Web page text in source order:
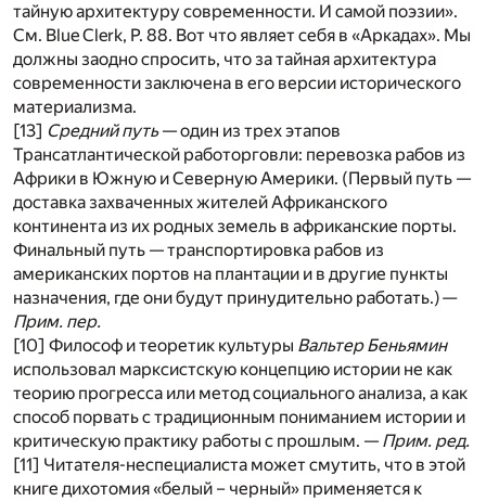
тайную архитектуру современности. И самой поэзии».
См. Blue Clerk, P. 88. Вот что являет себя в «Аркадах». Мы
должны заодно спросить, что за тайная архитектура
современности заключена в его версии исторического
материализма.
[13] Средний путь— один из трех этапов
Трансатлантической работорговли: перевозка рабов из
Африки в Южную и Северную Америки. (Первый путь —
доставка захваченных жителей Африканского
континента из их родных земель в африканские порты.
Финальный путь — транспортировка рабов из
американских портов на плантации и в другие пункты
назначения, где они будут принудительно работать.)—
Прим. пер.
[10] Философ и теоретик культуры Вальтер Беньямин
использовал марксистскую концепцию истории не как
теорию прогресса или метод социального анализа, а как
способ порвать с традиционным пониманием истории и
критическую практику работы с прошлым. — Прим. ред.
[11] Читателя-неспециалиста может смутить, что в этой
книге дихотомия «белый – черный» применяется к